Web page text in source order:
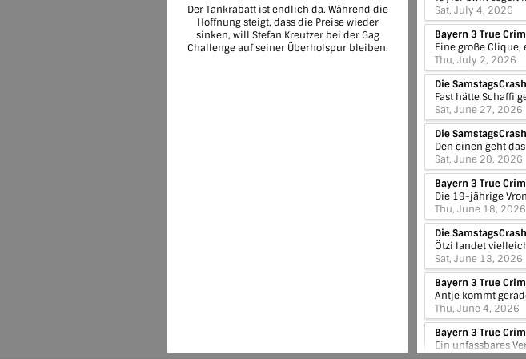
Der Tankrabatt ist endlich da. Während die
Hoffnung steigt, dass die Preise wieder
sinken, will Stefan Kreutzer bei der Gag
Challenge auf seiner Überholspur bleiben.
Sat, July 4, 2026
Thu, July 2, 2026
Sat, June 27, 2026
Sat, June 20, 2026
Thu, June 18, 2026
Sat, June 13, 2026
Thu, June 4, 2026